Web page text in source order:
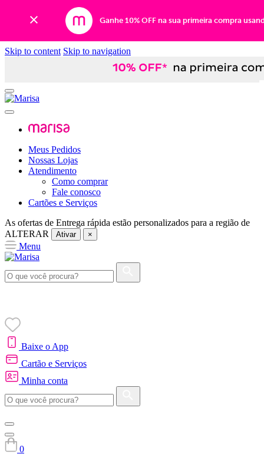
Ganhe 10% OFF na sua primeira compra
Skip to content Skip to navigation
Meus Pedidos
Nossas Lojas
Atendimento
Como comprar
Fale conosco
Cartões e Serviços
As ofertas de Entrega rápida estão personalizados para a região de
ALTERAR
Ativar ×
Menu
Baixe o App
Cartão e Serviços
Minha conta
0